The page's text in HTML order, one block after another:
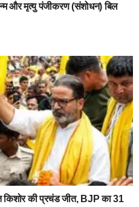
और मृत्यु पंजीकरण (संशोधन) बिल
किशोर की प्रचंड जीत, BJP का 31